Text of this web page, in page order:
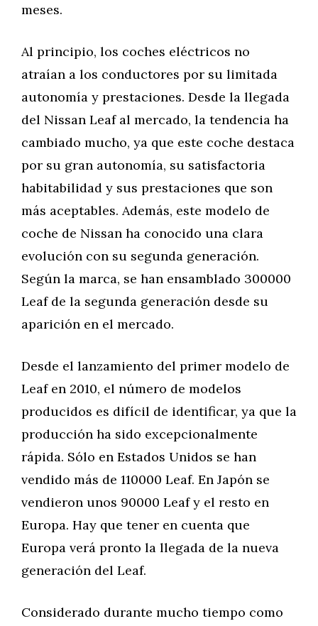
meses.
Al principio, los coches eléctricos no
atraían a los conductores por su limitada
autonomía y prestaciones. Desde la llegada
del Nissan Leaf al mercado, la tendencia ha
cambiado mucho, ya que este coche destaca
por su gran autonomía, su satisfactoria
habitabilidad y sus prestaciones que son
más aceptables. Además, este modelo de
coche de Nissan ha conocido una clara
evolución con su segunda generación.
Según la marca, se han ensamblado 300000
Leaf de la segunda generación desde su
aparición en el mercado.
Desde el lanzamiento del primer modelo de
Leaf en 2010, el número de modelos
producidos es difícil de identificar, ya que la
producción ha sido excepcionalmente
rápida. Sólo en Estados Unidos se han
vendido más de 110000 Leaf. En Japón se
vendieron unos 90000 Leaf y el resto en
Europa. Hay que tener en cuenta que
Europa verá pronto la llegada de la nueva
generación del Leaf.
Considerado durante mucho tiempo como